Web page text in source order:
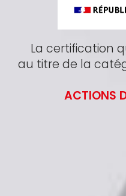
La certification
au titre de la
ACTIONS